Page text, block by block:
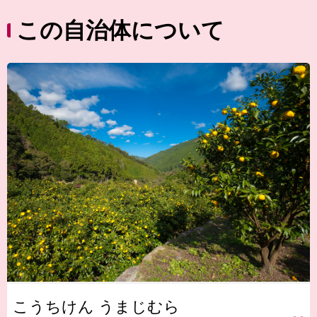
この自治体について
こうちけん うまじむら